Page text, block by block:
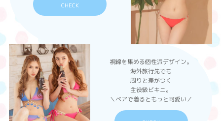
CHECK
視線を集める個性派デザイン。
海外旅行先でも
周りと差がつく
主役級ビキニ。
＼ペアで着るともっと可愛い／